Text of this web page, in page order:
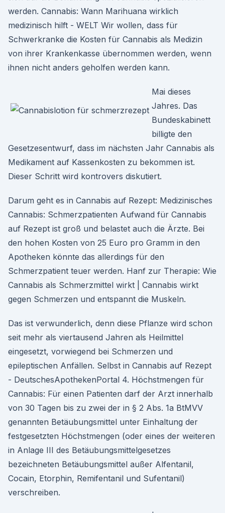
werden. Cannabis: Wann Marihuana wirklich
medizinisch hilft - WELT Wir wollen, dass für
Schwerkranke die Kosten für Cannabis als Medizin
von ihrer Krankenkasse übernommen werden, wenn
ihnen nicht anders geholfen werden kann.
Mai dieses
Jahres. Das
Bundeskabinett
billigte den
Gesetzesentwurf, dass im nächsten Jahr Cannabis als
Medikament auf Kassenkosten zu bekommen ist.
Dieser Schritt wird kontrovers diskutiert.
Darum geht es in Cannabis auf Rezept: Medizinisches
Cannabis: Schmerzpatienten Aufwand für Cannabis
auf Rezept ist groß und belastet auch die Ärzte. Bei
den hohen Kosten von 25 Euro pro Gramm in den
Apotheken könnte das allerdings für den
Schmerzpatient teuer werden. Hanf zur Therapie: Wie
Cannabis als Schmerzmittel wirkt | Cannabis wirkt
gegen Schmerzen und entspannt die Muskeln.
Das ist verwunderlich, denn diese Pflanze wird schon
seit mehr als viertausend Jahren als Heilmittel
eingesetzt, vorwiegend bei Schmerzen und
epileptischen Anfällen. Selbst in Cannabis auf Rezept
- DeutschesApothekenPortal 4. Höchstmengen für
Cannabis: Für einen Patienten darf der Arzt innerhalb
von 30 Tagen bis zu zwei der in § 2 Abs. 1a BtMVV
genannten Betäubungsmittel unter Einhaltung der
festgesetzten Höchstmengen (oder eines der weiteren
in Anlage III des Betäubungsmittelgesetzes
bezeichneten Betäubungsmittel außer Alfentanil,
Cocain, Etorphin, Remifentanil und Sufentanil)
verschreiben.